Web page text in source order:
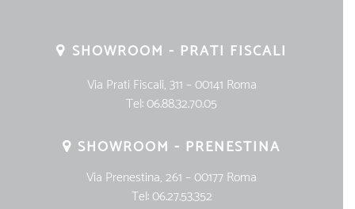
SHOWROOM - PRATI FISCALI
Via Prati Fiscali, 311 – 00141 Roma
Tel:06.88.32.70.05
SHOWROOM - PRENESTINA
Via Prenestina, 261 – 00177 Roma
Tel:06.27.53.352